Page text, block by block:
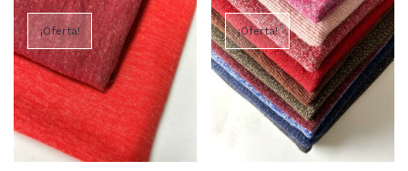
¡Oferta! ¡Oferta!